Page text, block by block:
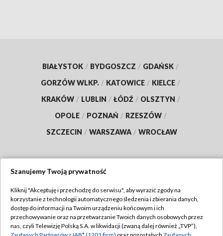
BIAŁYSTOK / BYDGOSZCZ / GDAŃSK /
GORZÓW WLKP. / KATOWICE / KIELCE /
KRAKÓW / LUBLIN / ŁÓDŹ / OLSZTYN /
OPOLE / POZNAŃ / RZESZÓW /
SZCZECIN / WARSZAWA / WROCŁAW
TVP
Abonament TVP
Emisja w TVP
Regulamin TVP
Szanujemy Twoją prywatność
Kliknij "Akceptuję i przechodzę do serwisu", aby wyrazić zgody na
korzystanie z technologii automatycznego śledzenia i zbierania danych,
dostęp do informacji na Twoim urządzeniu końcowym i ich
przechowywanie oraz na przetwarzanie Twoich danych osobowych przez
nas, czyli Telewizję Polską S.A. w likwidacji (zwaną dalej również „TVP”),